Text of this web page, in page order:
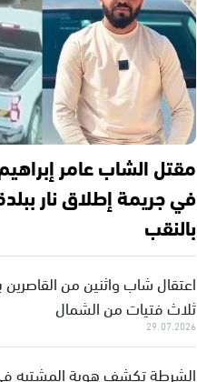
مقتل الشاب عامر
في جريمة إطلاق نار
بالنقب
اعتقال شاب واثنين من
ثلاث فتيات من الشمال
29.07.2026
الشرطة تكشف هوية المشتبه